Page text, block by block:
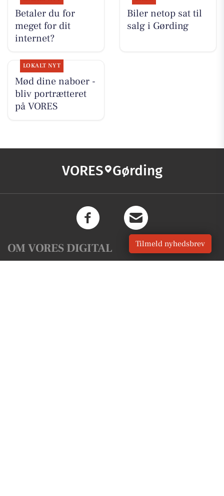
Betaler du for
meget for dit
internet?
Biler netop sat til
salg i Gørding
LOKALT NYT
Mød dine naboer -
bliv portrætteret
på VORES
VORES Gørding
OM VORES DIGITAL Tilmeld nyhedsbrev